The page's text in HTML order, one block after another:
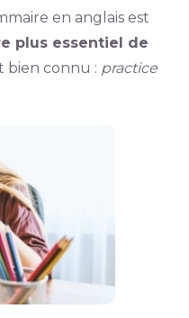
en anglais est
plus essentiel de
bien connu : practice